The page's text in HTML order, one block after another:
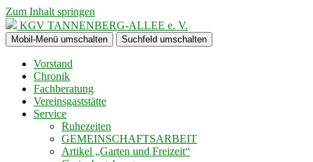
Zum Inhalt springen
KGV TANNENBERG-ALLEE e. V.
Mobil-Menü umschalten Suchfeld umschalten
Vorstand
Chronik
Fachberatung
Vereinsgaststätte
Service
Ruhezeiten
GEMEINSCHAFTSARBEIT
Artikel „Garten und Freizeit“